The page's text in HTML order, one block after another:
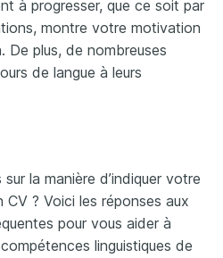
à progresser, que ce soit par
montre votre motivation
plus, de nombreuses
de langue à leurs
la manière d’indiquer votre
CV ? Voici les réponses aux
pour vous aider à
linguistiques de